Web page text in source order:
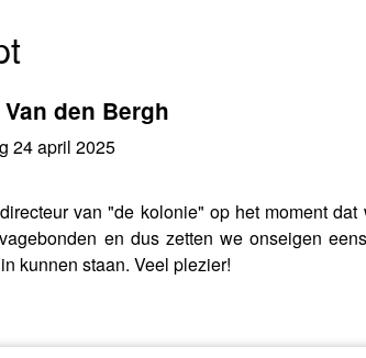
den Bergh
24 april 2025
van "de kolonie" op het moment
en dus zetten we onseigen
kunnen staan. Veel plezier!